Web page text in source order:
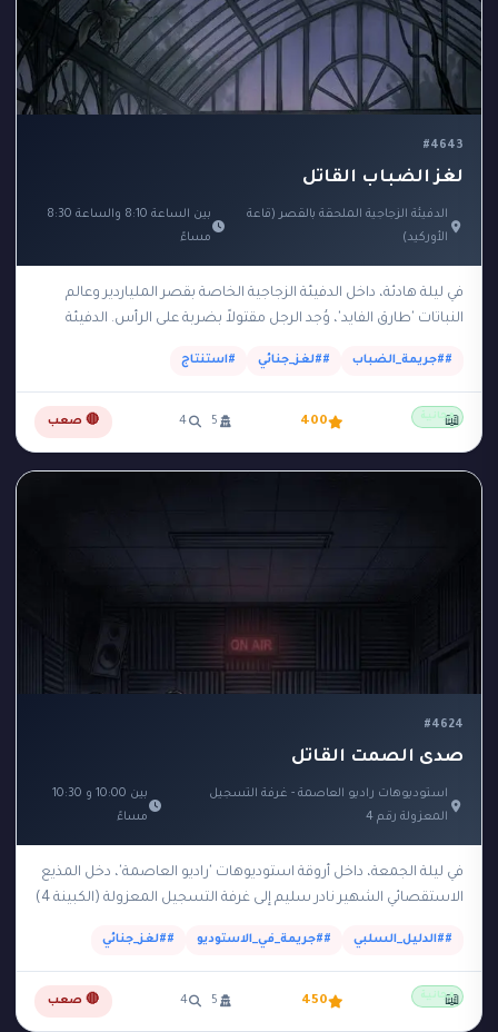
#4643
لغز الضباب القاتل
الدفيئة الزجاجية الملحقة بالقصر (قاعة
الأوركيد)
بين الساعة 8:10 والساعة 8:30
مساءً
في ليلة هادئة، داخل الدفيئة الزجاجية الخاصة بقصر الملياردير وعالم
النباتات 'طارق الفايد'، وُجد الرجل مقتولاً بضربة على الرأس. الدفيئة
##جريمة_الضباب ##لغز_جنائي #استنتاج
مجانية 400
5
4 🔴 صعب 📖
#4624
صدى الصمت القاتل
استوديوهات راديو العاصمة - غرفة التسجيل
المعزولة رقم 4
بين 10:00 و 10:30
مساءً
في ليلة الجمعة، داخل أروقة استوديوهات 'راديو العاصمة'، دخل المذيع
الاستقصائي الشهير نادر سليم إلى غرفة التسجيل المعزولة (الكبينة 4)
##الدليل_السلبي ##جريمة_في_الاستوديو ##لغز_جنائي
مجانية 450
5
4 🔴 صعب 📖